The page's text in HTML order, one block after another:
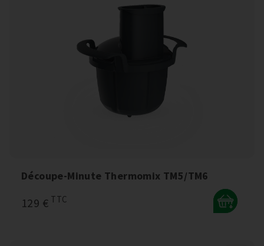
Découpe-Minute Thermomix TM5/TM6
129 € TTC
+